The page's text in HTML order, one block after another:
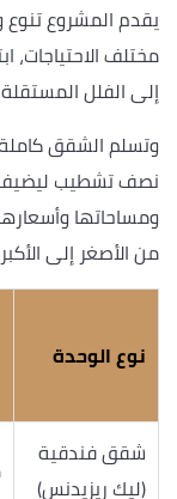
يقدم المشروع تنوع
مختلف الاحتياجات،
إلى الفلل المستقلة
وتسلم الشقق
نصف تشطيب ليضيف
ومساحاتها
من الأصغر إلى
نوع الوحدة
شقق فندقية
(ليك ريزيدنس)